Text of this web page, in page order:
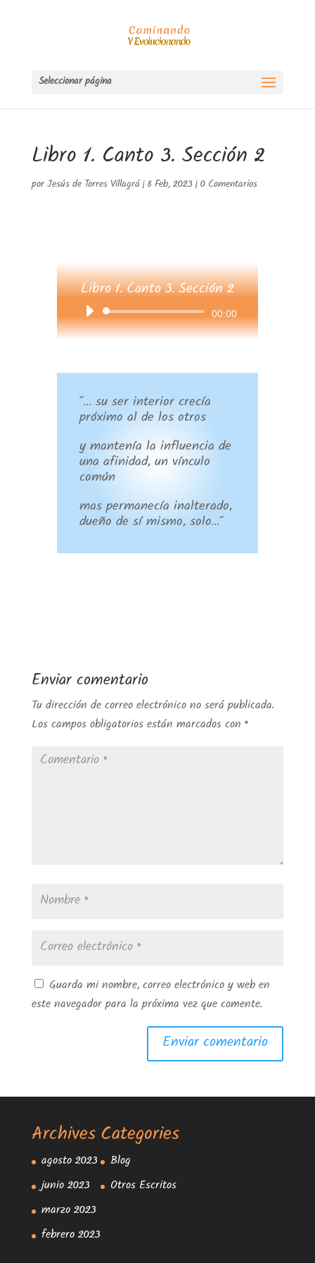
Seleccionar página
Libro 1. Canto 3. Sección 2
por Jesús de Torres Villagrá | 8 Feb, 2023 | 0 Comentarios
Libro 1. Canto 3. Sección 2
Reproductor
de
00:00
“… su ser interior crecía
próximo al de los otros
y mantenía la influencia de
una afinidad, un vínculo
común
mas permanecía inalterado,
dueño de sí mismo, solo…”
Enviar comentario
Tu dirección de correo electrónico no será publicada.
Los campos obligatorios están marcados con *
Guarda mi nombre, correo electrónico y web en
este navegador para la próxima vez que comente.
Archives
agosto 2023
junio 2023
marzo 2023
febrero 2023
Categories
Blog
Otros Escritos